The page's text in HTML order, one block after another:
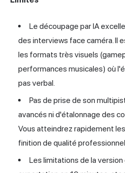
Le découpage par IA
des interviews face caméra. Il
les formats très visuels
performances musicales) où
pas verbal.
Pas de prise de son
avancés ni d'étalonnage des
Vous atteindrez rapidement
finition de qualité
Les limitations de la